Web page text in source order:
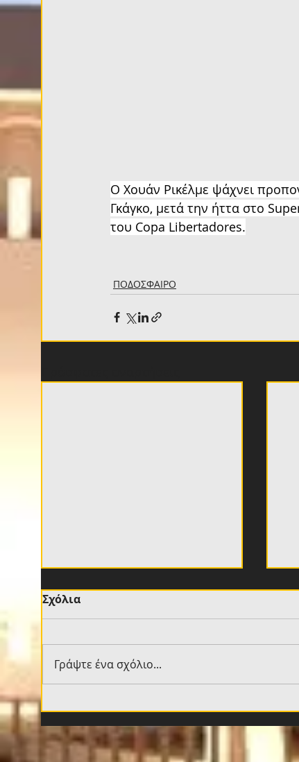
Ο Χουάν Ρικέλμε ψάχνει
Γκάγκο, μετά την ήττα στο
του Copa Libertadores.
ΠΟΔΟΣΦΑΙΡΟ
καταπληκτικά, περιμένω
να ζήσω επίσημο ματς με
τον κόσμο εδώ»
Σχόλια
Γράψτε ένα σχόλιο...